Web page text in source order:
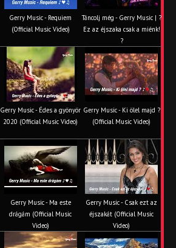
Gerry Music - Requiem
(Official Music Video)
Táncolj még - Gerry Music | ?
Ez az éjszaka csak a miénk!
?
Gerry Music - Édes a gyönyör
2020 (Official Music Video)
Gerry Music - Ki ölel majd ?
(Official Music Video)
Gerry Music - Ma este
drágám (Official Music
Video)
Gerry Music - Csak ezt az
éjszakát (Official Music
Video)